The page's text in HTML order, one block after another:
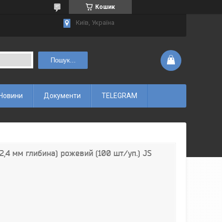
Кошик
Київ, Україна
Пошук...
Документи TELEGRAM
мм глибина) рожевий (100 шт/уп.) JS